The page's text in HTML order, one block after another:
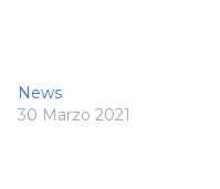
News
30 Marzo 2021